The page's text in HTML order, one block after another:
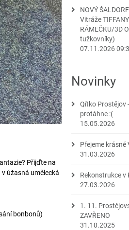
Přijďte na
úžasná umělecká
bonbonů)
NOVÝ
Vitráže
RÁMEČKU/3D
tužkovníky)
07.11.2026
Novinky
Qítko Prostějov
protáhne :(
15.05.2026
Přejeme krásné
31.03.2026
Rekonstrukce v
27.03.2026
1. 11.
ZAVŘENO
31.10.2025